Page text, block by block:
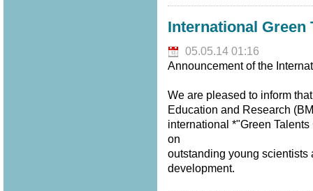
International Green
05.05.14 01:16
Announcement of the
We are pleased to inform
Education and Research
international *"Green
on
outstanding young scientists
development.